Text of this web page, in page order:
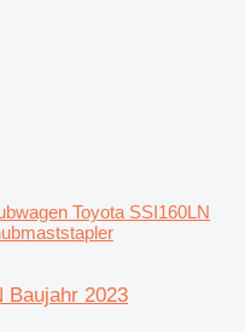
Toyota SSI160LN
Baujahr 2023